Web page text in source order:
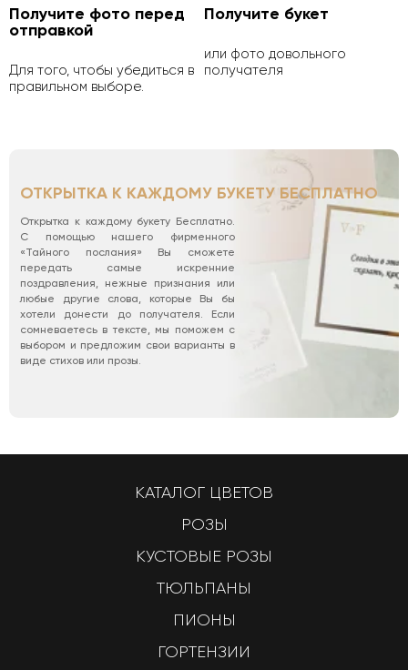
Получите фото перед
отправкой
Для того, чтобы убедиться в
правильном выборе.
Получите букет
или фото довольного
получателя
ОТКРЫТКА К КАЖДОМУ БУКЕТУ БЕСПЛАТНО
Открытка к каждому букету Бесплатно.
С помощью нашего фирменного
«Тайного послания» Вы сможете
передать самые искренние
поздравления, нежные признания или
любые другие слова, которые Вы бы
хотели донести до получателя. Если
сомневаетесь в тексте, мы поможем с
выбором и предложим свои варианты в
виде стихов или прозы.
КАТАЛОГ ЦВЕТОВ
РОЗЫ
КУСТОВЫЕ РОЗЫ
ТЮЛЬПАНЫ
ПИОНЫ
ГОРТЕНЗИИ